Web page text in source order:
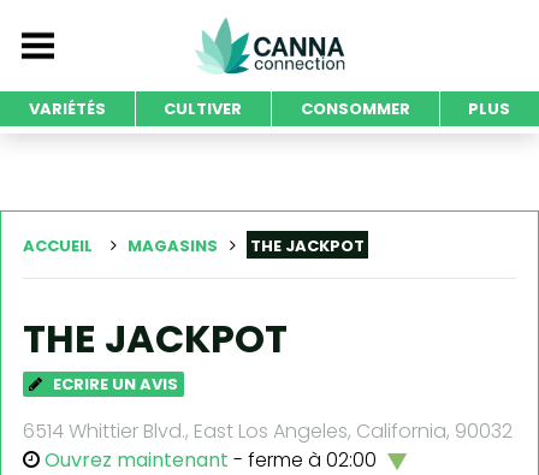
VARIÉTÉS CULTIVER CONSOMMER PLUS
ACCUEIL MAGASINS THE JACKPOT
THE JACKPOT
ECRIRE UN AVIS
6514 Whittier Blvd., East Los Angeles, California, 90032
Ouvrez maintenant - ferme à 02:00